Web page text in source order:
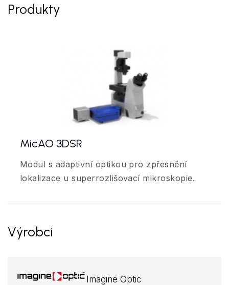
Produkty
MicAO 3DSR
Modul s adaptivní optikou pro zpřesnění
lokalizace u superrozlišovací mikroskopie.
Výrobci
Imagine Optic